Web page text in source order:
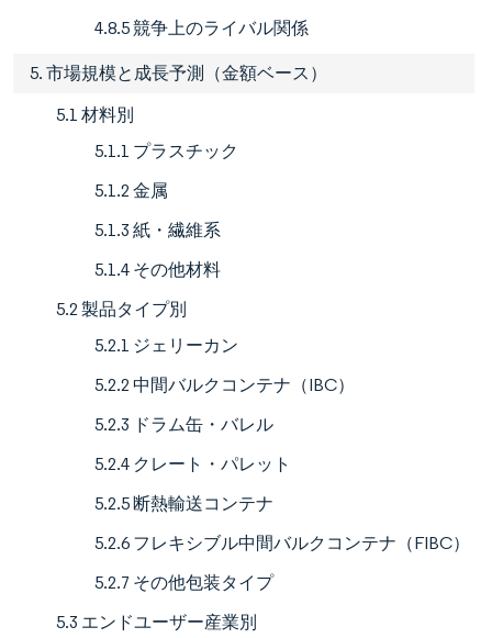
4.8.5 競争上のライバル関係
5. 市場規模と成長予測（金額ベース）
5.1 材料別
5.1.1 プラスチック
5.1.2 金属
5.1.3 紙・繊維系
5.1.4 その他材料
5.2 製品タイプ別
5.2.1 ジェリーカン
5.2.2 中間バルクコンテナ（IBC）
5.2.3 ドラム缶・バレル
5.2.4 クレート・パレット
5.2.5 断熱輸送コンテナ
5.2.6 フレキシブル中間バルクコンテナ（FIBC）
5.2.7 その他包装タイプ
5.3 エンドユーザー産業別